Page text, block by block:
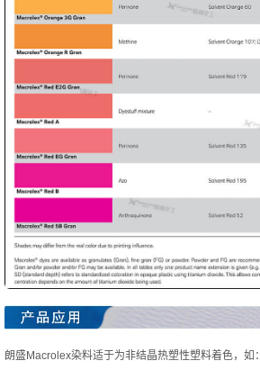
朗盛Macrolex染料适于为非结晶热塑性塑料着色，如：